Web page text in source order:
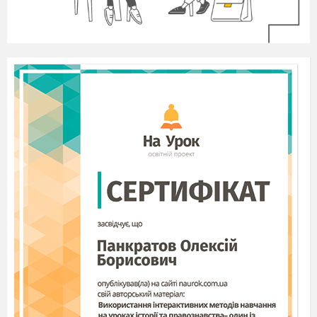
господарства, охорони здоров’я, культури, освіти,
спорту та ін.) – не беруть участі прямо або
опосередковано (непрямо) у процесі виробництва, а
житлового та соціально-культурного обслуговування
колективів (працюючих) підприємства.
За рівнем використання
основні засоби
поділяються на діючі (беруть участь у виробничому
процесі або в обслуговуванні колективу) і недіючі
(знаходяться в запасі, реконструкції, на консервації
тощо).
Залежно від права власності
основні засоби поділяються на власні
(відображаються в балансі і звітності даного
підприємства – належать даному підприємству) й
орендовані (знаходяться в тимчасовому його
використанні (в балансі та звітності не
відображаються).
За галузями економіки
класифікуються: промисловість; сільське
господарство; лісове господарство; транспорт;
зв’язок; будівництво; торгівля і громадське харчування;